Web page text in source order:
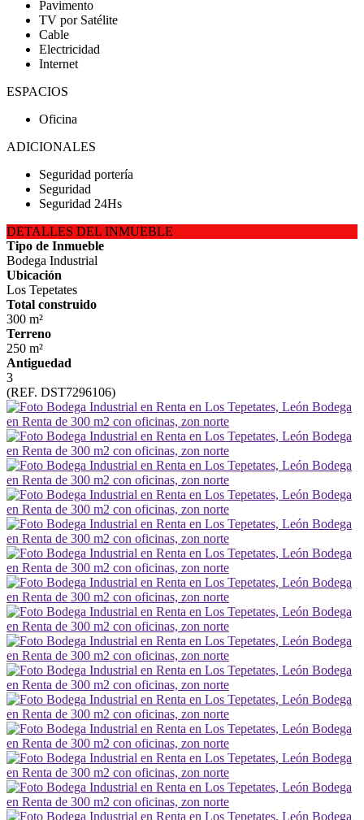
Pavimento
TV por Satélite
Cable
Electricidad
Internet
ESPACIOS
Oficina
ADICIONALES
Seguridad portería
Seguridad
Seguridad 24Hs
DETALLES DEL INMUEBLE
Tipo de Inmueble
Bodega Industrial
Ubicación
Los Tepetates
Total construido
300 m²
Terreno
250 m²
Antiguedad
3
(REF. DST7296106)